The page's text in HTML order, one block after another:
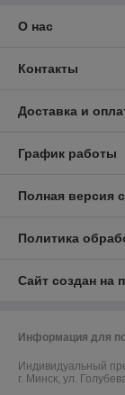
О нас
Контакты
Доставка и
График работы
Полная версия
Политика
Сайт создан на
Информация для
Индивидуальный
г. Минск, ул.